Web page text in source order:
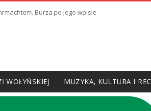
Burza po jego wpisie
WOŁYŃSKIEJ MUZYKA, KULTURA I